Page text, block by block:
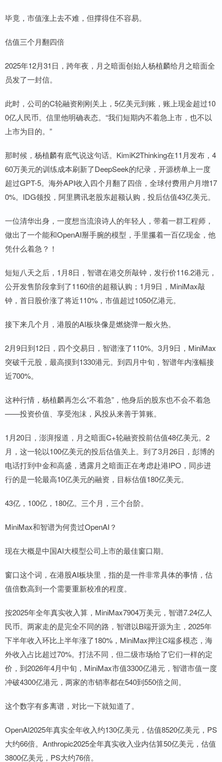
毕竟，市值涨上去不难，但撑得住不容易。
估值三个月翻四倍
2025年12月31日，跨年夜，月之暗面创始人杨植麟给月之暗面全
员发了一封信。
此时，公司的C轮融资刚刚关上，5亿美元到账，账上现金超过10
0亿人民币。信里他明确表态。“我们短期内不着急上市，也不以
上市为目的。”
那时候，杨植麟有底气说这句话。KimiK2Thinking在11月发布，4
60万美元的训练成本刷新了DeepSeek的纪录，开源榜单上一度
超过GPT-5。海外API收入四个月翻了四倍，全球付费用户月增17
0%。IDG领投，阿里腾讯老股东超额认购，投后估值43亿美元。
一位清华出身，一度想当流浪诗人的年轻人，带着一群工程师，
做出了一个能和OpenAI掰手腕的模型，手里攥着一百亿现金，他
凭什么着急？！
短短八天之后，1月8日，智谱在港交所敲钟，发行价116.2港元，
公开发售阶段拿到了1160倍的超额认购；1月9日，MiniMax敲
钟，首日股价涨了将近110%，市值超过1050亿港元。
接下来几个月，港股的AI板块像是燃烧弹一般火热。
2月9日到12日，四个交易日，智谱涨了110%。3月9日，MiniMax
突破千元股，最高摸到1330港元。到四月中旬，智谱年内涨幅接
近700%。
这种行情，杨植麟再怎么“不着急”，他身后的股东也不会不着急
——投资价值、享受泡沫，风投从来善于算账。
1月20日，澎湃报道，月之暗面C+轮融资投前估值48亿美元。2
月，这一轮以100亿美元的投后估值关上。到了3月26日，彭博的
电话打到中金和高盛，透露月之暗面正在考虑赴港IPO，同步进
行的是一轮最高10亿美元的融资，目标估值180亿美元。
43亿，100亿，180亿。三个月，三个台阶。
MiniMax和智谱为何贵过OpenAI？
现在大概是中国AI大模型公司上市的最佳窗口期。
窗口这个词，在港股AI板块里，指的是一件非常具体的事情，估
值倍数高到一个需要重新校准的程度。
按2025年全年真实收入算，MiniMax7904万美元，智谱7.24亿人
民币。两家走的是完全不同的路，智谱以B端开源为主，2025年
下半年收入环比上半年涨了180%，MiniMax押注C端多模态，海
外收入占比超过70%。打法不同，但二级市场给了它们一样的定
价，到2026年4月中旬，MiniMax市值3300亿港元，智谱市值一度
冲破4300亿港元，两家的市销率都在540到550倍之间。
这个数字有多离谱，对比一下就知道了。
OpenAI2025年真实全年收入约130亿美元，估值8520亿美元，PS
大约66倍。Anthropic2025全年真实收入业内估算50亿美元，估值
3800亿美元，PS大约76倍。